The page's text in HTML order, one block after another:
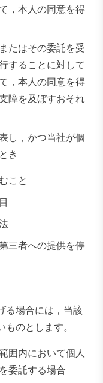
，本人の同意を得
たはその委託を受
することに対して
，本人の同意を得
障を及ぼすおそれ
し，かつ当社が個
き
こと
三者への提供を停
る場合には，当該
のとします。
囲内において個人
委託する場合